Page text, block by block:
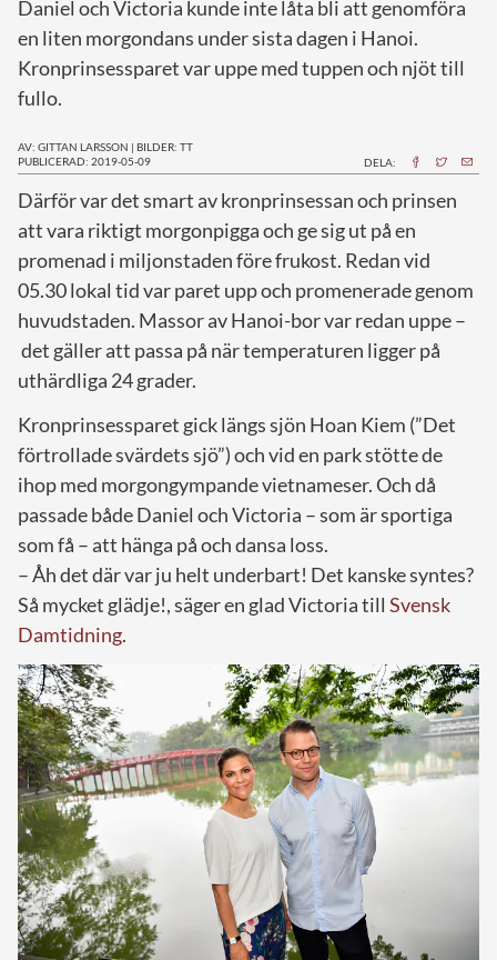
Daniel och Victoria kunde inte låta bli att genomföra
en liten morgondans under sista dagen i Hanoi.
Kronprinsessparet var uppe med tuppen och njöt till
fullo.
AV: GITTAN LARSSON | BILDER: TT
PUBLICERAD: 2019-05-09
DELA:
Därför var det smart av kronprinsessan och prinsen
att vara riktigt morgonpigga och ge sig ut på en
promenad i miljonstaden före frukost. Redan vid
05.30 lokal tid var paret upp och promenerade genom
huvudstaden. Massor av Hanoi-bor var redan uppe –
det gäller att passa på när temperaturen ligger på
uthärdliga 24 grader.
Kronprinsessparet gick längs sjön Hoan Kiem (”Det
förtrollade svärdets sjö”) och vid en park stötte de
ihop med morgongympande vietnameser. Och då
passade både Daniel och Victoria – som är sportiga
som få – att hänga på och dansa loss.
– Åh det där var ju helt underbart! Det kanske syntes?
Så mycket glädje!, säger en glad Victoria till Svensk
Damtidning.